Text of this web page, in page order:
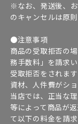
※なお、発送後、
のキャンセルは原
●注意事項
商品の受取拒否の
務手数料」を請求い
受取拒否をされま
資材、人件費がシ
当店では、正当な
等によって商品が
て以下の料金を請求